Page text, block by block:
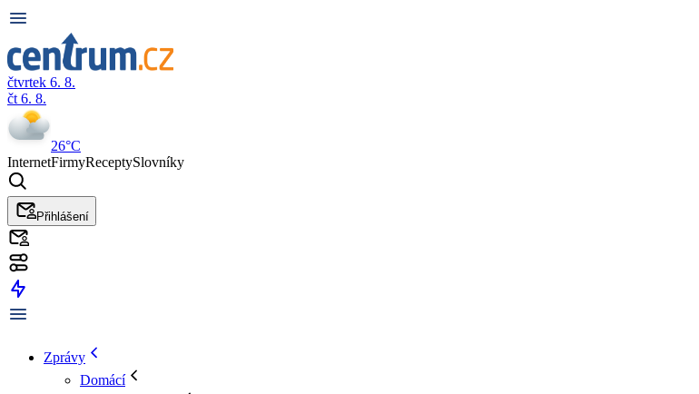
čtvrtek 6. 8.
čt 6. 8.
26°C
InternetFirmyReceptySlovníky
Přihlášení
Zprávy
Domácí